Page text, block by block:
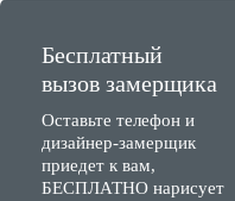
Бесплатный
вызов замерщика
Оставьте телефон и
дизайнер-замерщик
приедет к вам,
БЕСПЛАТНО нарисует